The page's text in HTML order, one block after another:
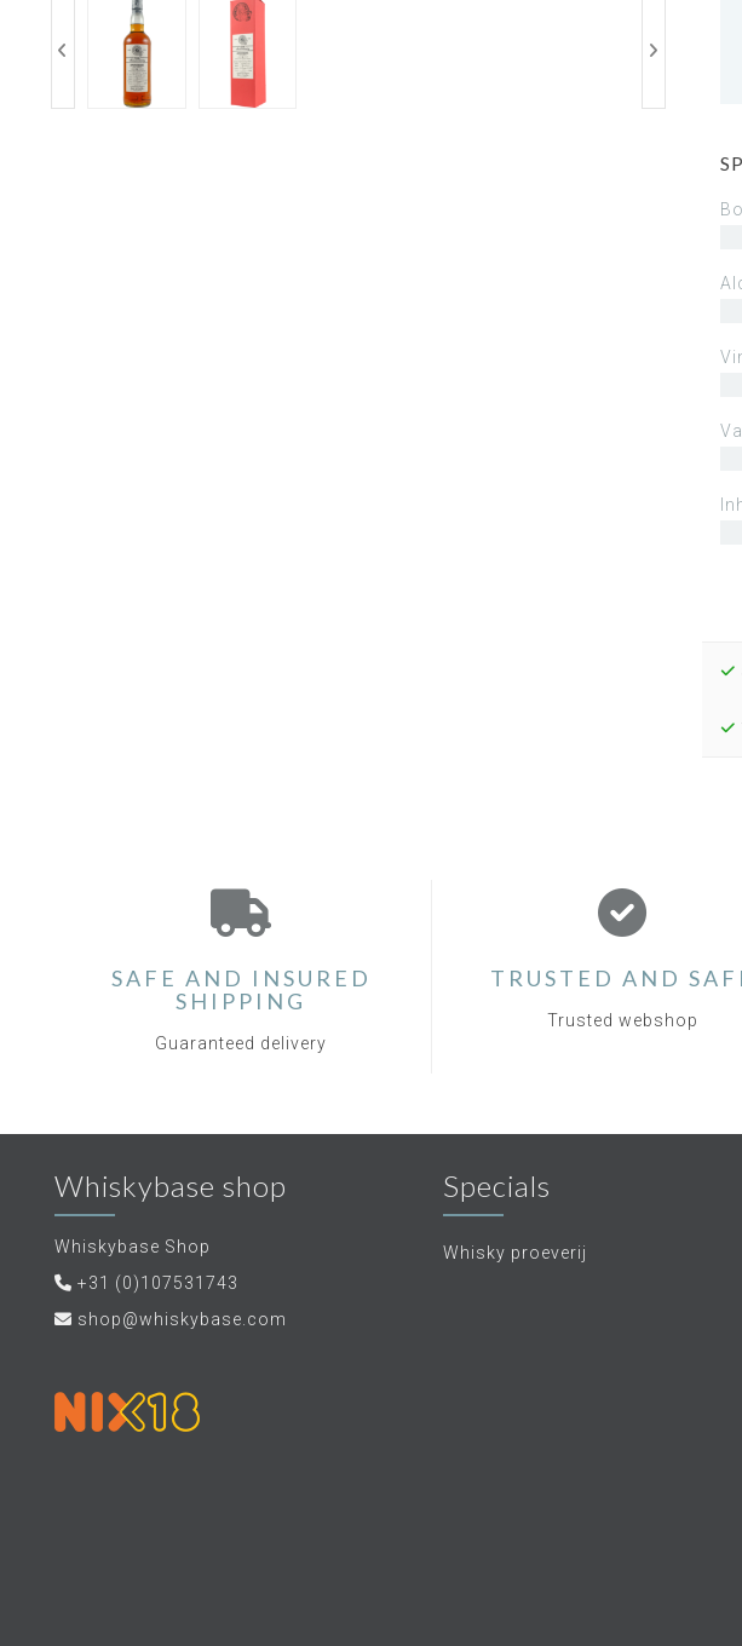
SAFE AND INSURED
SHIPPING
Guaranteed delivery
TRUSTED AND
Trusted webshop
Whiskybase shop
Whiskybase Shop
+31 (0)107531743
shop@whiskybase.com
Specials
Whisky proeverij